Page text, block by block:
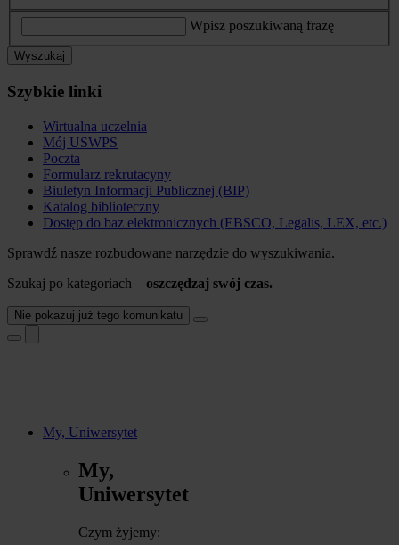
Wpisz poszukiwaną frazę
Wyszukaj
Szybkie linki
Wirtualna uczelnia
Mój USWPS
Poczta
Formularz rekrutacyny
Biuletyn Informacji Publicznej (BIP)
Katalog biblioteczny
Dostęp do baz elektronicznych (EBSCO, Legalis, LEX, etc.)
Sprawdź nasze rozbudowane narzędzie do wyszukiwania.
Szukaj po kategoriach – oszczędzaj swój czas.
Nie pokazuj już tego komunikatu
My, Uniwersytet
My,
Uniwersytet
Czym żyjemy: